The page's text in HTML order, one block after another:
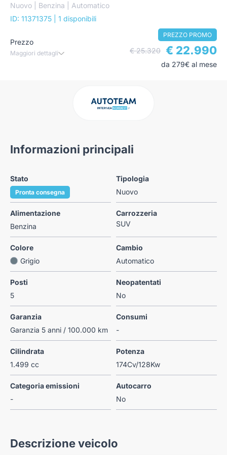
Nuovo | Benzina | Automatico
ID: 11371375
| 1 disponibili
Prezzo
Maggiori dettagli
PREZZO PROMO
€ 25.320 € 22.990
da 279€ al mese
Informazioni principali
Stato
Pronta consegna
Tipologia
Nuovo
Alimentazione
Benzina
Carrozzeria
SUV
Colore
Grigio
Cambio
Automatico
Posti
5
Neopatentati
No
Garanzia
Garanzia 5 anni / 100.000 km
Consumi
-
Cilindrata
1.499 cc
Potenza
174Cv/128Kw
Categoria emissioni
-
Autocarro
No
Descrizione veicolo